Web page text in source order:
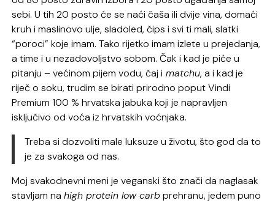
sebi. U tih 20 posto će se naći čaša ili dvije vina, domaći
kruh i maslinovo ulje, sladoled, čips i svi ti mali, slatki
“poroci” koje imam. Tako rijetko imam izlete u prejedanja,
a time i u nezadovoljstvo sobom. Čak i kad je piće u
pitanju – većinom pijem vodu, čaj i matchu, a i kad je
riječ o soku, trudim se birati prirodno poput Vindi
Premium 100 % hrvatska jabuka koji je napravljen
isključivo od voća iz hrvatskih voćnjaka.
Treba si dozvoliti male luksuze u životu, što god da to
je za svakoga od nas.
Moj svakodnevni meni je veganski što znači da naglasak
stavljam nahigh protein low carb prehranu, jedem puno